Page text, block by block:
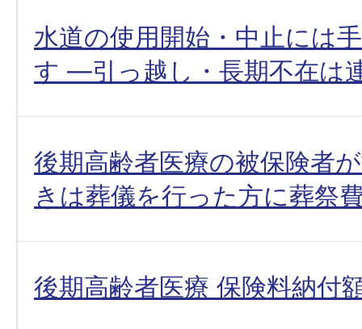
水道の使用開始・中止には
す ―引っ越し・長期不在は
後期高齢者医療の被保険者
きは葬儀を行った方に葬祭
後期高齢者医療 保険料納付